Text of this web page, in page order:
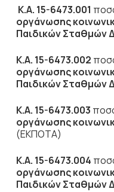
K.A. 15-6473.001
οργάνωσης
Παιδικών Σταθμών
K.A. 15-6473.002
οργάνωσης
Παιδικών Σταθμών
K.A. 15-6473.003
οργάνωσης
(ΕΚΠΟΤΑ)
K.A. 15-6473.004
οργάνωσης
Παιδικών Σταθμών